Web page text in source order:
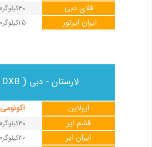
30کیلوگرم فلای دبی
25کیلوگرم ایران ایرتور
لارستان - دبی ( DXB ) - لارستان
اکونومی ایرلاین
30کیلوگرم قشم ایر
30کیلوگرم ایران ایر